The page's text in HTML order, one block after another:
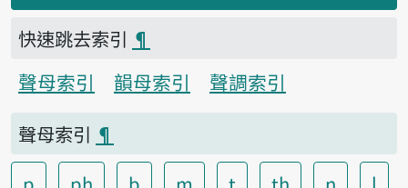
快速跳去索引 ¶
聲母索引
韻母索引
聲調索引
聲母索引 ¶